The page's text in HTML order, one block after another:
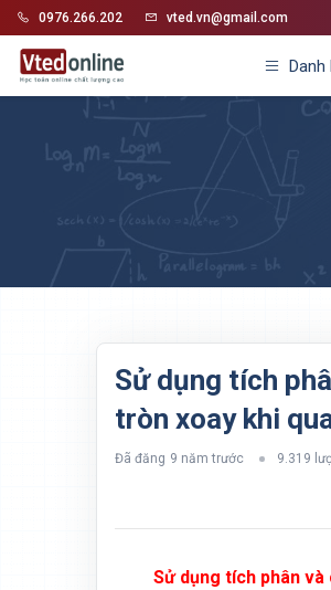
0976.266.202 vted.vn@gmail.com
Danh
Sử dụng tích
tròn xoay khi
Đã đăng 9 năm trước 9.319
Sử dụng tích phân